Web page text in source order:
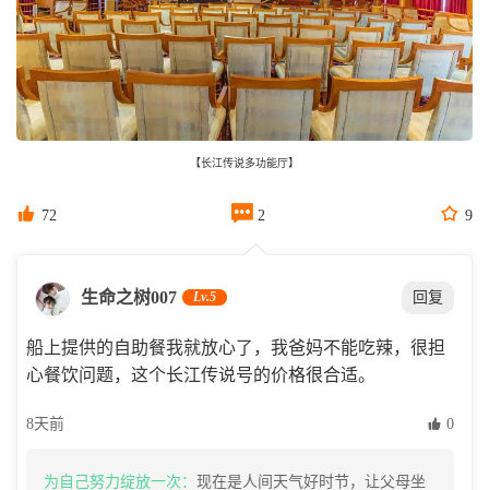
【长江传说多功能厅】
 72  2  9
生命之树007 Lv.5 回复
船上提供的自助餐我就放心了，我爸妈不能吃辣，很担
心餐饮问题，这个长江传说号的价格很合适。
8天前  0
为自己努力绽放一次： 现在是人间天气好时节，让父母坐